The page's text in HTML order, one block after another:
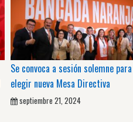
Se convoca a sesión solemne para
elegir nueva Mesa Directiva
septiembre 21, 2024